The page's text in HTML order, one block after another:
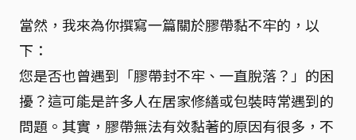
當然，我來為你撰寫一篇關於膠帶黏不牢的，以
下：
您是否也曾遇到「膠帶封不牢、一直脫落？」的困
擾？這可能是許多人在居家修繕或包裝時常遇到的
問題。其實，膠帶無法有效黏著的原因有很多，不